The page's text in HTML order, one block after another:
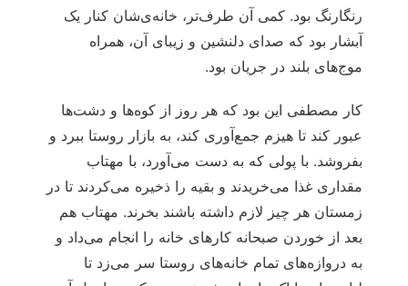
رنگارنگ بود. کمی آن طرف‌تر، خانه‌ی‌شان کنار یک
آبشار بود که صدای دلنشین و زیبای آن، همراه
موج‌های بلند در جریان بود.
کار مصطفی این بود که هر روز از کوه‌ها و دشت‌ها
عبور کند تا هیزم جمع‌آوری کند، به بازار روستا ببرد و
بفروشد. با پولی که به دست می‌آورد، با مهتاب
مقداری غذا می‌خریدند و بقیه را ذخیره می‌کردند تا در
زمستان هر چیز لازم داشته باشند بخرند. مهتاب هم
بعد از خوردن صبحانه کارهای خانه را انجام می‌داد و
به دروازه‌های تمام خانه‌های روستا سر می‌زد تا